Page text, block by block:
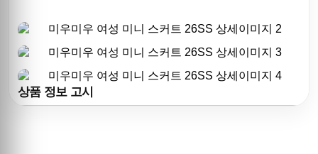
상품 정보 고시